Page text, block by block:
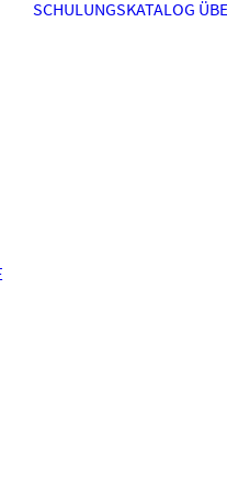
SCHULUNGSKATALOG